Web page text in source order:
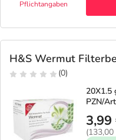
Pflichtangaben
H&S Wermut
(0)
20X1.5
PZN/
3,99